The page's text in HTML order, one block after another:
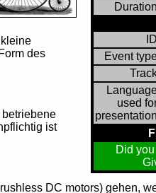
Duration
ID
Event
used
presentation
Did
des
ist
DC motors) gehen,